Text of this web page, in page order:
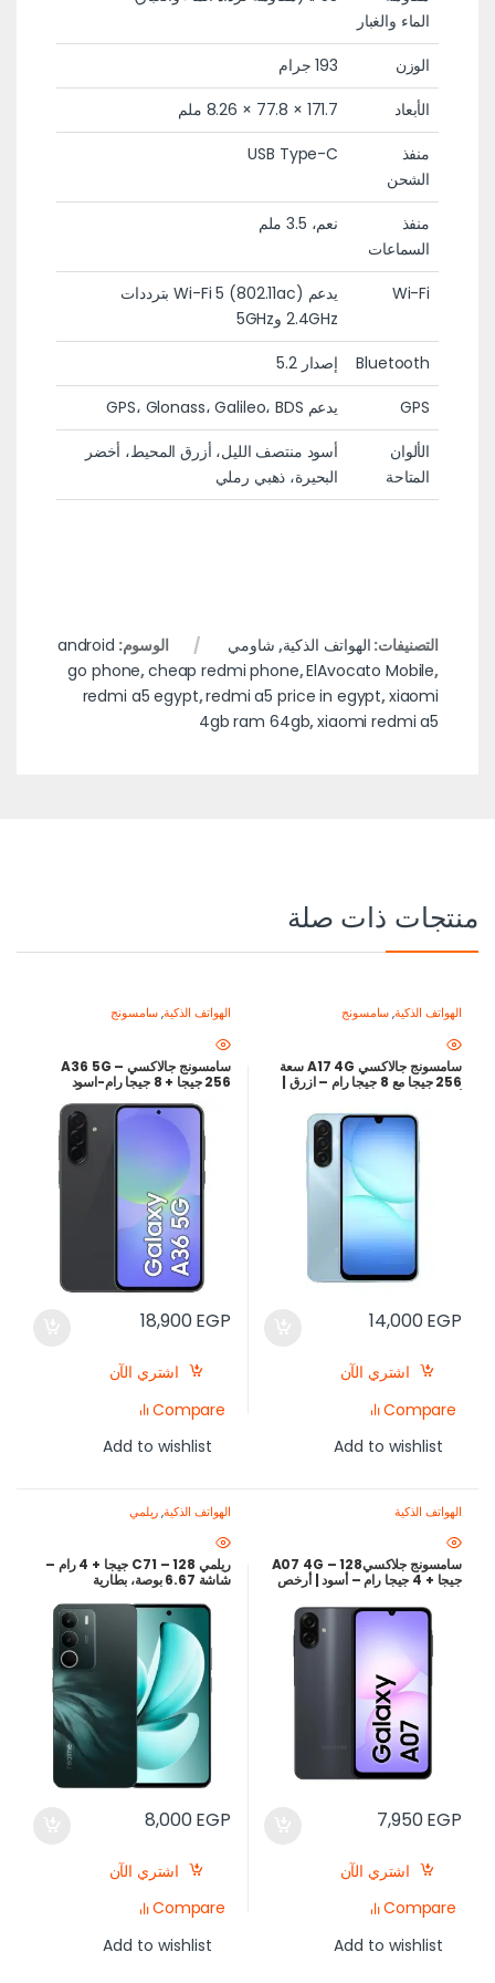
الماء والغبار
الوزن
193 جرام
الأبعاد
171.7 × 77.8 × 8.26 ملم
منفذ
الشحن
USB Type-C
منفذ
السماعات
نعم، 3.5 ملم
Wi-Fi
يدعم Wi-Fi 5 (802.11ac) بترددات
2.4GHz و5GHz
Bluetooth
إصدار 5.2
GPS
يدعم GPS، Glonass، Galileo، BDS
الألوان
المتاحة
أسود منتصف الليل، أزرق المحيط، أخضر
البحيرة، ذهبي رملي
التصنيفات: الهواتف الذكية, شاومي الوسوم: android
go phone,cheap redmi phone,ElAvocato Mobile,
redmi a5 egypt,redmi a5 price in egypt,xiaomi
4gb ram 64gb,xiaomi redmi a5
منتجات ذات صلة
الهواتف الذكية,سامسونج
سامسونج جالاكسي A17 4G سعة
256 جيجا مع 8 جيجا رام – ازرق |
14,000EGP
اشتري الآن
Compare
Add to wishlist
الهواتف الذكية,سامسونج
سامسونج جالاكسي A36 5G –
256 جيجا + 8 جيجا رام-اسود
18,900EGP
اشتري الآن
Compare
Add to wishlist
الهواتف الذكية
سامسونج جلاكسيA07 4G – 128
جيجا + 4 جيجا رام – أسود | أرخص
7,950EGP
اشتري الآن
Compare
Add to wishlist
الهواتف الذكية,ريلمي
ريلمي C71 – 128 جيجا + 4 رام –
شاشة 6.67 بوصة، بطارية
– لون أخضر – أرخص سعر في مصر
8,000EGP
اشتري الآن
Compare
Add to wishlist